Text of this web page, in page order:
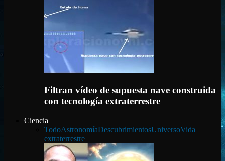
Filtran vídeo de supuesta nave construida
con tecnología extraterrestre
Ciencia
TodoAstronomíaDescubrimientosUniversoVida
extraterrestre